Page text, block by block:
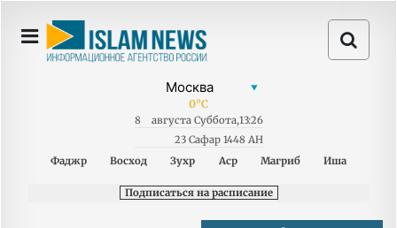
0°C
8 августа Суббота,13:26
23 Сафар 1448 AH
Фаджр
Восход Зухр Аср Магриб Иша
Подписаться на расписание